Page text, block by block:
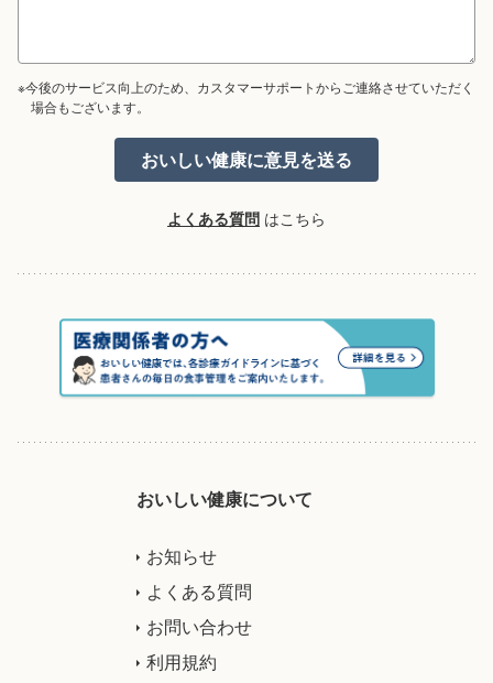
※今後のサービス向上のため、カスタマーサポートからご連絡させていただく
場合もございます。
よくある質問 はこちら
おいしい健康について
お知らせ
よくある質問
お問い合わせ
利用規約